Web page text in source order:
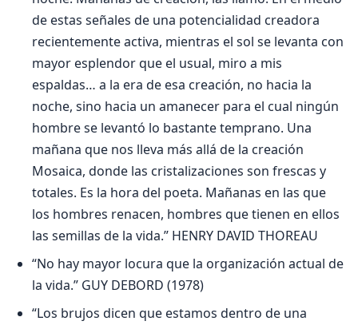
de estas señales de una potencialidad creadora
recientemente activa, mientras el sol se levanta con
mayor esplendor que el usual, miro a mis
espaldas… a la era de esa creación, no hacia la
noche, sino hacia un amanecer para el cual ningún
hombre se levantó lo bastante temprano. Una
mañana que nos lleva más allá de la creación
Mosaica, donde las cristalizaciones son frescas y
totales. Es la hora del poeta. Mañanas en las que
los hombres renacen, hombres que tienen en ellos
las semillas de la vida.” HENRY DAVID THOREAU
“No hay mayor locura que la organización actual de
la vida.” GUY DEBORD (1978)
“Los brujos dicen que estamos dentro de una